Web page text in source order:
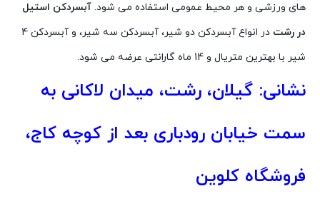
های ورزشی و هر محیط عمومی استفاده می شود. آبسردکن استیل
در رشت
در انواع آبسردکن دو شیر، آبسردکن سه شیر، و آبسردکن 4
شیر با بهترین متریال و 14 ماه گارانتی عرضه می شود.
نشانی: گیلان، رشت، میدان لاکانی به
سمت خیابان رودباری بعد از کوچه کاج،
فروشگاه کلوین